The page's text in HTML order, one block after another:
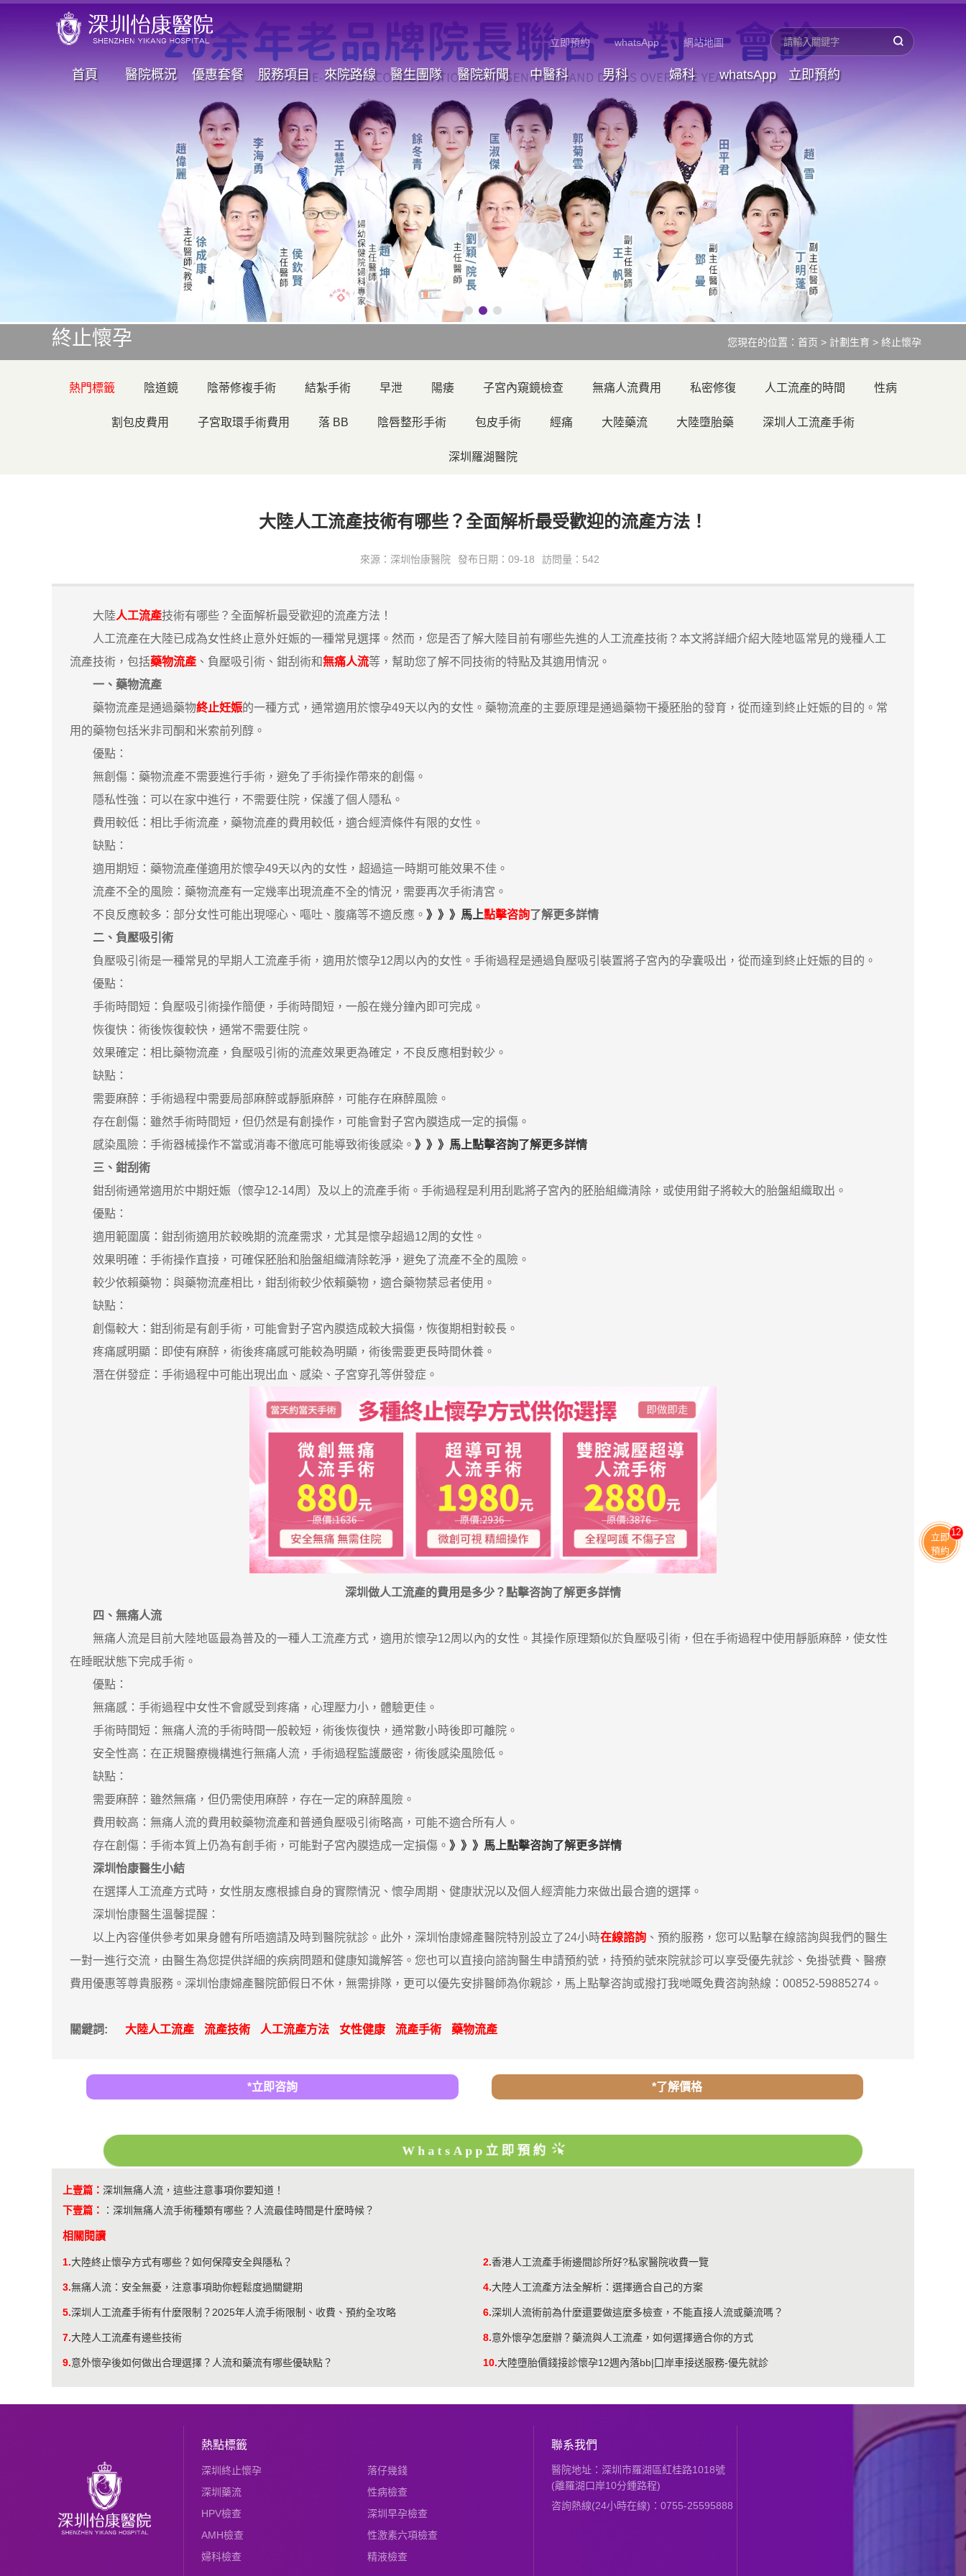
立即預約 whatsApp 網站地圖
首頁 醫院概況 優惠套餐 服務項目 來院路線 醫生團隊 醫院新聞 中醫科 男科 婦科 whatsApp 立即預約
終止懷孕 您現在的位置： 首页 > 計劃生育 > 終止懷孕
熱門標籤 陰道鏡 陰蒂修複手術 結紮手術 早泄 陽痿 子宮內窺鏡檢查 無痛人流費用 私密修復 人工流產的時間 性病
割包皮費用 子宮取環手術費用 落 BB 陰唇整形手術 包皮手術 經痛 大陸藥流 大陸墮胎藥 深圳人工流產手術
深圳羅湖醫院
​大陸人工流產技術有哪些？全面解析最受歡迎的流產方法！
來源：深圳怡康醫院 發布日期：09-18 訪問量：542
大陸人工流產技術有哪些？全面解析最受歡迎的流產方法！
人工流產在大陸已成為女性終止意外妊娠的一種常見選擇。然而，您是否了解大陸目前有哪些先進的人工流產技術？本文將詳細介紹大陸地區常見的幾種人工
流產技術，包括藥物流產 、負壓吸引術、鉗刮術和無痛人流等，幫助您了解不同技術的特點及其適用情況。
一、藥物流產
藥物流產是通過藥物終止妊娠的一種方式，通常適用於懷孕49天以內的女性。藥物流產的主要原理是通過藥物干擾胚胎的發育，從而達到終止妊娠的目的。常
用的藥物包括米非司酮和米索前列醇。
優點：
無創傷：藥物流產不需要進行手術，避免了手術操作帶來的創傷。
隱私性強：可以在家中進行，不需要住院，保護了個人隱私。
費用較低：相比手術流產，藥物流產的費用較低，適合經濟條件有限的女性。
缺點：
適用期短：藥物流產僅適用於懷孕49天以內的女性，超過這一時期可能效果不佳。
流產不全的風險：藥物流產有一定幾率出現流產不全的情況，需要再次手術清宮。
不良反應較多：部分女性可能出現噁心、嘔吐、腹痛等不適反應。 》》》馬上點擊咨詢了解更多詳情
二、負壓吸引術
負壓吸引術是一種常見的早期人工流產手術，適用於懷孕12周以內的女性。手術過程是通過負壓吸引裝置將子宮內的孕囊吸出，從而達到終止妊娠的目的。
優點：
手術時間短：負壓吸引術操作簡便，手術時間短，一般在幾分鐘內即可完成。
恢復快：術後恢復較快，通常不需要住院。
效果確定：相比藥物流產，負壓吸引術的流產效果更為確定，不良反應相對較少。
缺點：
需要麻醉：手術過程中需要局部麻醉或靜脈麻醉，可能存在麻醉風險。
存在創傷：雖然手術時間短，但仍然是有創操作，可能會對子宮內膜造成一定的損傷。
感染風險：手術器械操作不當或消毒不徹底可能導致術後感染。 》》》馬上點擊咨詢了解更多詳情
三、鉗刮術
鉗刮術通常適用於中期妊娠（懷孕12-14周）及以上的流產手術。手術過程是利用刮匙將子宮內的胚胎組織清除，或使用鉗子將較大的胎盤組織取出。
優點：
適用範圍廣：鉗刮術適用於較晚期的流產需求，尤其是懷孕超過12周的女性。
效果明確：手術操作直接，可確保胚胎和胎盤組織清除乾淨，避免了流產不全的風險。
較少依賴藥物：與藥物流產相比，鉗刮術較少依賴藥物，適合藥物禁忌者使用。
缺點：
創傷較大：鉗刮術是有創手術，可能會對子宮內膜造成較大損傷，恢復期相對較長。
疼痛感明顯：即使有麻醉，術後疼痛感可能較為明顯，術後需要更長時間休養。
潛在併發症：手術過程中可能出現出血、感染、子宮穿孔等併發症。
深圳做人工流產的費用是多少？點擊咨詢了解更多詳情
四、無痛人流
無痛人流是目前大陸地區最為普及的一種人工流產方式，適用於懷孕12周以內的女性。其操作原理類似於負壓吸引術，但在手術過程中使用靜脈麻醉，使女性
在睡眠狀態下完成手術。
優點：
無痛感：手術過程中女性不會感受到疼痛，心理壓力小，體驗更佳。
手術時間短：無痛人流的手術時間一般較短，術後恢復快，通常數小時後即可離院。
安全性高：在正規醫療機構進行無痛人流，手術過程監護嚴密，術後感染風險低。
缺點：
需要麻醉：雖然無痛，但仍需使用麻醉，存在一定的麻醉風險。
費用較高：無痛人流的費用較藥物流產和普通負壓吸引術略高，可能不適合所有人。
存在創傷：手術本質上仍為有創手術，可能對子宮內膜造成一定損傷。 》》》馬上點擊咨詢了解更多詳情
深圳怡康醫生小結
在選擇人工流產方式時，女性朋友應根據自身的實際情況、懷孕周期、健康狀況以及個人經濟能力來做出最合適的選擇。
深圳怡康醫生溫馨提醒：
以上內容僅供參考如果身體有所唔適請及時到醫院就診。此外，深圳怡康婦產醫院特別設立了24小時在線諮詢 、預約服務，您可以點擊在線諮詢與我們的醫生
一對一進行交流，由醫生為您提供詳細的疾病問題和健康知識解答。您也可以直接向諮詢醫生申請預約號，持預約號來院就診可以享受優先就診、免掛號費、醫療
費用優惠等尊貴服務。深圳怡康婦產醫院節假日不休，無需排隊，更可以優先安排醫師為你親診，馬上點擊咨詢或撥打我哋嘅免費咨詢熱線：00852-59885274。
關鍵詞: 大陸人工流產 流產技術 人工流產方法 女性健康 流產手術 藥物流產
*立即咨詢 *了解價格
WhatsApp立即預約
上壹篇： 深圳無痛人流，這些注意事項你要知道！
下壹篇：
： 深圳無痛人流手術種類有哪些？人流最佳時間是什麼時候？
相關閱讀
1.大陸終止懷孕方式有哪些？如何保障安全與隱私？ 2.香港人工流產手術邊間診所好?私家醫院收費一覽
3.無痛人流：安全無憂，注意事項助你輕鬆度過關鍵期 4.大陸人工流產方法全解析：選擇適合自己的方案
5.深圳人工流產手術有什麼限制？2025年人流手術限制、收費、預約全攻略 6.深圳人流術前為什麼還要做這麼多檢查，不能直接人流或藥流嗎？
7.大陸人工流產有邊些技術 8.意外懷孕怎麼辦？藥流與人工流產，如何選擇適合你的方式
9.意外懷孕後如何做出合理選擇？人流和藥流有哪些優缺點？ 10.大陸墮胎價錢接診懷孕12週內落bb|囗岸車接送服務-優先就診
熱點標籤
深圳終止懷孕
落仔幾錢
深圳藥流
性病檢查
HPV檢查
深圳早孕檢查
AMH檢查
性激素六項檢查
婦科檢查
精液檢查
聯系我們
醫院地址：深圳市羅湖區紅桂路1018號
(離羅湖口岸10分鍾路程)
咨詢熱線(24小時在線)：0755-25595888
立即
預約
13